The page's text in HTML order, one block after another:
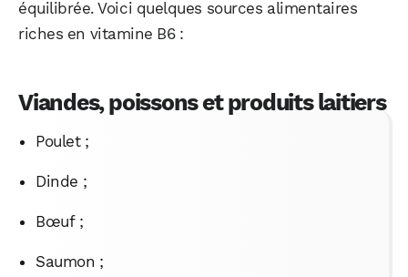
équilibrée. Voici quelques sources alimentaires
riches en vitamine B6 :
Viandes, poissons et produits laitiers
Poulet ;
Dinde ;
Bœuf ;
Saumon ;
WhatsApp Telegram Email
Facebook